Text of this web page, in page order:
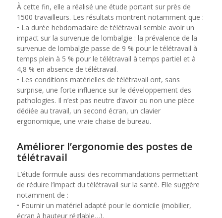
À cette fin, elle a réalisé une étude portant sur près de
1500 travailleurs. Les résultats montrent notamment que :
• La durée hebdomadaire de télétravail semble avoir un
impact sur la survenue de lombalgie : la prévalence de la
survenue de lombalgie passe de 9 % pour le télétravail à
temps plein à 5 % pour le télétravail à temps partiel et à
4,8 % en absence de télétravail.
• Les conditions matérielles de télétravail ont, sans
surprise, une forte influence sur le développement des
pathologies. Il n’est pas neutre d’avoir ou non une pièce
dédiée au travail, un second écran, un clavier
ergonomique, une vraie chaise de bureau.
Améliorer l’ergonomie des postes de
télétravail
L’étude formule aussi des recommandations permettant
de réduire l’impact du télétravail sur la santé. Elle suggère
notamment de :
• Fournir un matériel adapté pour le domicile (mobilier,
écran à hauteur réglable…).